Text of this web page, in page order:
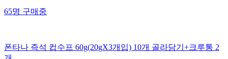
65명구매중
폰타나 즉석 컵수프 60g(20gX3개입) 10개 골라담기+크루통 2